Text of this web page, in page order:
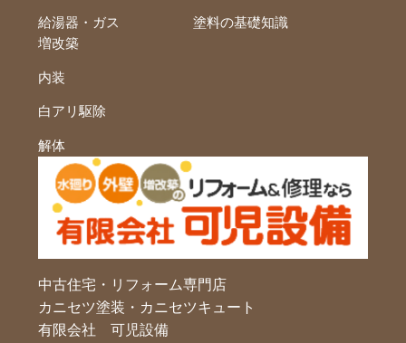
給湯器・ガス
塗料の基礎知識
増改築
内装
白アリ駆除
解体
中古住宅・リフォーム専門店
カニセツ塗装・カニセツキュート
有限会社 可児設備